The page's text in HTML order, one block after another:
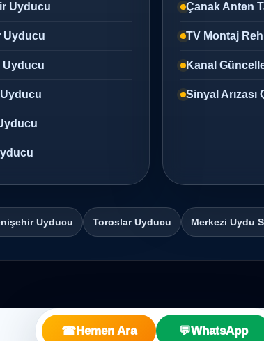
Uyducu
Uyducu
Uyducu
Çanak Anten
TV Montaj
Kanal
Sinyal Arızası
Uyducu Toroslar Uyducu Merkezi Uydu
☎Hemen Ara 💬WhatsApp